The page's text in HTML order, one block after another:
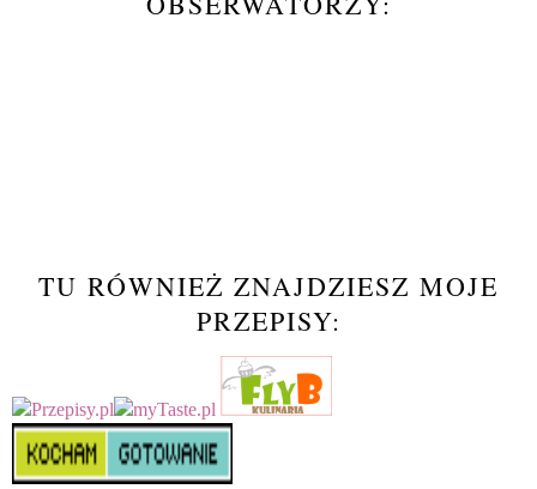
TU RÓWNIEŻ ZNAJDZIESZ MOJE
PRZEPISY: